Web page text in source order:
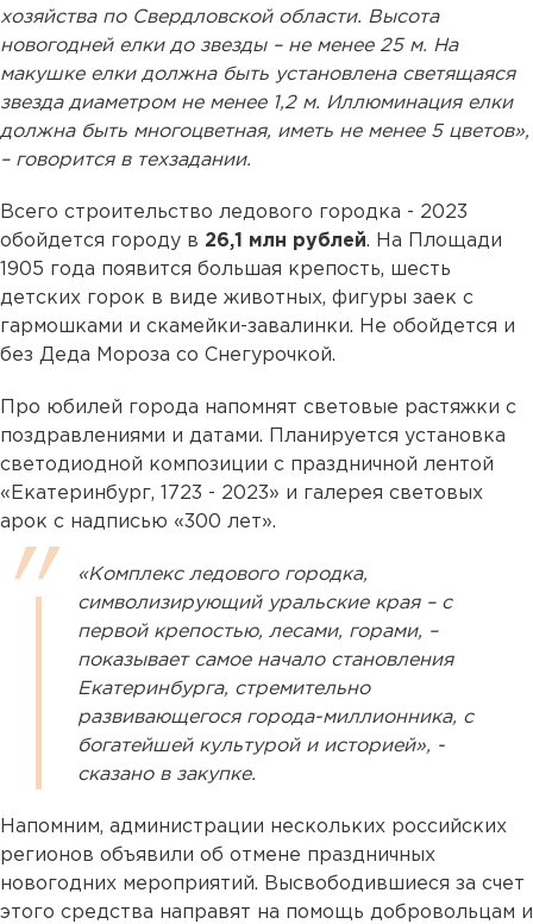
хозяйства по Свердловской области. Высота
новогодней елки до звезды – не менее 25 м. На
макушке елки должна быть установлена светящаяся
звезда диаметром не менее 1,2 м. Иллюминация елки
должна быть многоцветная, иметь не менее 5 цветов»,
– говорится в техзадании.
Всего строительство ледового городка - 2023
обойдется городу в 26,1 млн рублей. На Площади
1905 года появится большая крепость, шесть
детских горок в виде животных, фигуры заек с
гармошками и скамейки-завалинки. Не обойдется и
без Деда Мороза со Снегурочкой.
Про юбилей города напомнят световые растяжки с
поздравлениями и датами. Планируется установка
светодиодной композиции с праздничной лентой
«Екатеринбург, 1723 - 2023» и галерея световых
арок с надписью «300 лет».
«Комплекс ледового городка,
символизирующий уральские края – с
первой крепостью, лесами, горами, –
показывает самое начало становления
Екатеринбурга, стремительно
развивающегося города-миллионника, с
богатейшей культурой и историей», -
сказано в закупке.
Напомним, администрации нескольких российских
регионов объявили об отмене праздничных
новогодних мероприятий. Высвободившиеся за счет
этого средства направят на помощь добровольцам и